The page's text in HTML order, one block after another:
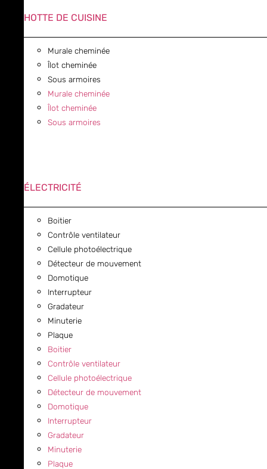
HOTTE DE CUISINE
Murale cheminée
Îlot cheminée
Sous armoires
Murale cheminée
Îlot cheminée
Sous armoires
ÉLECTRICITÉ
Boitier
Contrôle ventilateur
Cellule photoélectrique
Détecteur de mouvement
Domotique
Interrupteur
Gradateur
Minuterie
Plaque
Boitier
Contrôle ventilateur
Cellule photoélectrique
Détecteur de mouvement
Domotique
Interrupteur
Gradateur
Minuterie
Plaque